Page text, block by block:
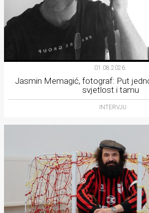
01.08.2026.
Jasmin Memagić, fotograf: Put
svjetlost i tamu
INTERVJU